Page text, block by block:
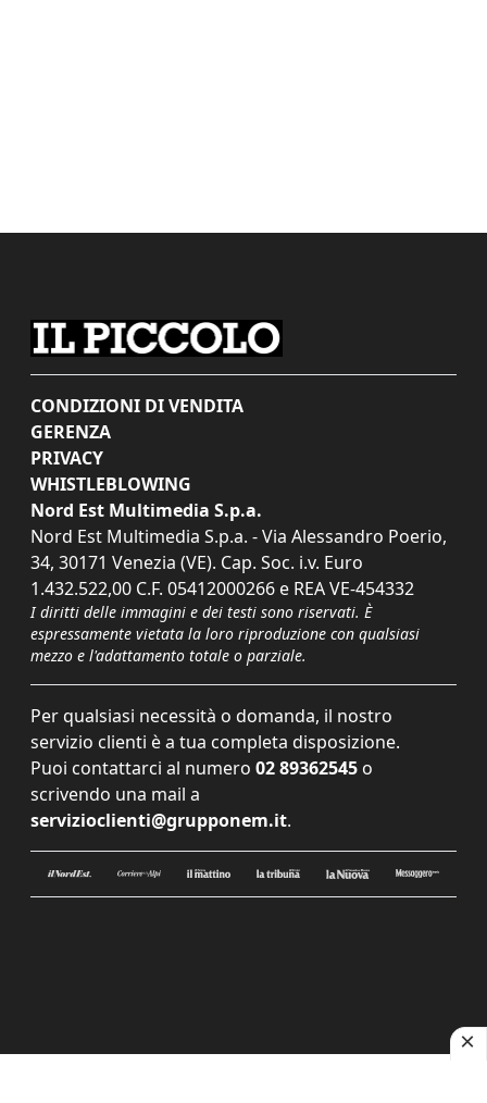
CONDIZIONI DI VENDITA
GERENZA
PRIVACY
WHISTLEBLOWING
Nord Est Multimedia S.p.a.
Nord Est Multimedia S.p.a. - Via Alessandro Poerio,
34, 30171 Venezia (VE). Cap. Soc. i.v. Euro
1.432.522,00 C.F. 05412000266 e REA VE-454332
I diritti delle immagini e dei testi sono riservati. È
espressamente vietata la loro riproduzione con qualsiasi
mezzo e l'adattamento totale o parziale.
Per qualsiasi necessità o domanda, il nostro
servizio clienti è a tua completa disposizione.
Puoi contattarci al numero 02 89362545 o
scrivendo una mail a
servizioclienti@grupponem.it.